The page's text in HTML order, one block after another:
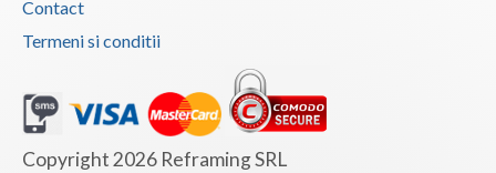
Contact
Termeni si conditii
Copyright 2026 Reframing SRL